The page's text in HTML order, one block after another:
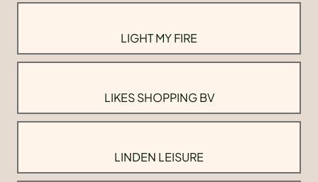
LIGHT MY FIRE
LIKES SHOPPING BV
LINDEN LEISURE